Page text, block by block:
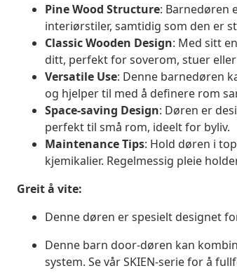
Pine Wood Structure: Barnedøren
interiørstiler, samtidig som den er
Classic Wooden Design: Med sitt
ditt, perfekt for soverom, stuer
Versatile Use: Denne barnedøren
og hjelper til med å definere rom
Space-saving Design: Døren er
perfekt til små rom, ideelt for byliv.
Maintenance Tips: Hold døren i
kjemikalier. Regelmessig pleie
Greit å vite:
Denne døren er spesielt designet
Denne barn door-døren kan
system. Se vår SKIEN-serie for å